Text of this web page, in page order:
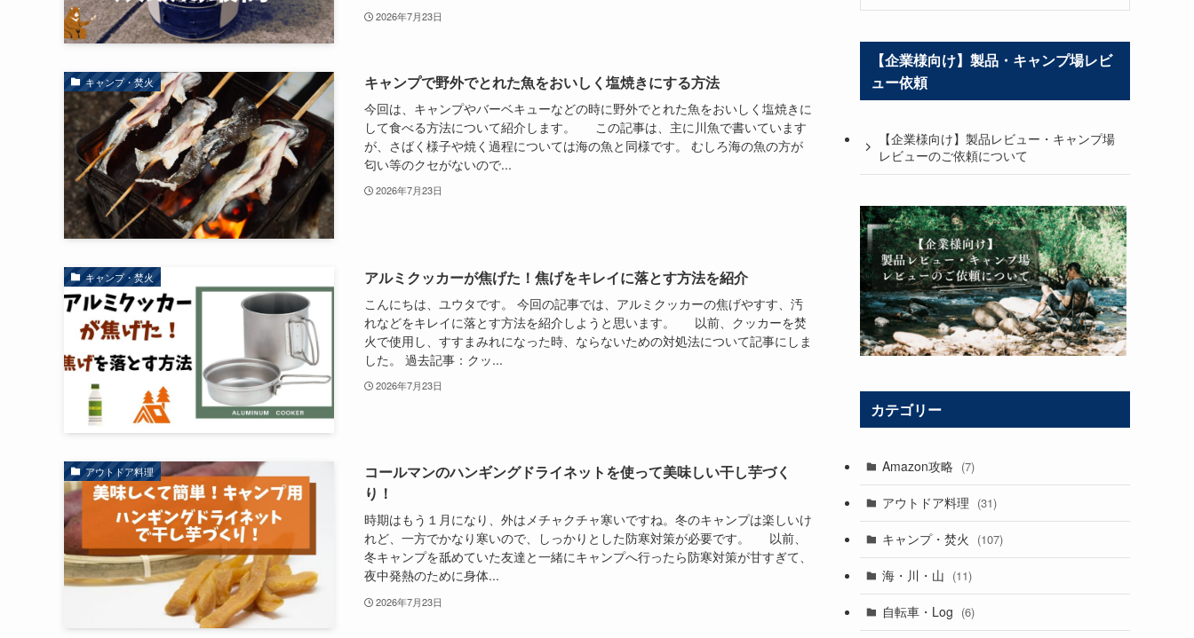
2026年7月23日
キャンプ・焚火 キャンプで野外でとれた魚をおいしく塩焼きにする方法
今回は、キャンプやバーベキューなどの時に野外でとれた魚をおいしく塩焼きに
して食べる方法について紹介します。 この記事は、主に川魚で書いています
が、さばく様子や焼く過程については海の魚と同様です。 むしろ海の魚の方が
匂い等のクセがないので...
2026年7月23日
キャンプ・焚火 アルミクッカーが焦げた！焦げをキレイに落とす方法を紹介
こんにちは、ユウタです。 今回の記事では、アルミクッカーの焦げやすす、汚
れなどをキレイに落とす方法を紹介しようと思います。 以前、クッカーを焚
火で使用し、すすまみれになった時、ならないための対処法について記事にしま
した。 過去記事：クッ...
2026年7月23日
アウトドア料理
コールマンのハンギングドライネットを使って美味しい干し芋づく
り！
時期はもう１月になり、外はメチャクチャ寒いですね。冬のキャンプは楽しいけ
れど、一方でかなり寒いので、しっかりとした防寒対策が必要です。 以前、
冬キャンプを舐めていた友達と一緒にキャンプへ行ったら防寒対策が甘すぎて、
夜中発熱のために身体...
2026年7月23日
【企業様向け】製品・キャンプ場レビ
ュー依頼
【企業様向け】製品レビュー・キャンプ場
レビューのご依頼について
カテゴリー
Amazon攻略 (7)
アウトドア料理 (31)
キャンプ・焚火 (107)
海・川・山 (11)
自転車・Log (6)